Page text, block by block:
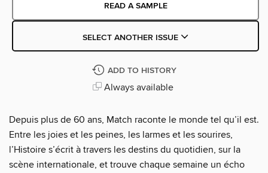
READ A SAMPLE
SELECT ANOTHER ISSUE
ADD TO HISTORY
Always available
Depuis plus de 60 ans, Match raconte le monde tel qu’il est.
Entre les joies et les peines, les larmes et les sourires,
l’Histoire s’écrit à travers les destins du quotidien, sur la
scène internationale, et trouve chaque semaine un écho